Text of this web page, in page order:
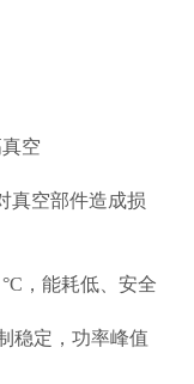
空
真空部件造成损
，能耗低、安全
稳定，功率峰值